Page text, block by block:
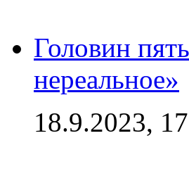
Головин
нереальное»
18.9.2023,